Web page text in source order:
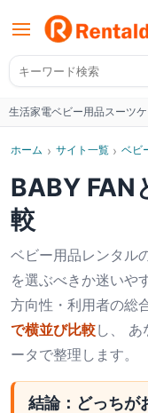
生活家電ベビー用品スーツ
ホーム › サイト一覧 › ベビ
BABY FAN
較
ベビー用品レンタル
を選ぶべきか迷いや
方向性・利用者の総
で横並び比較し、
ータで整理します。
結論：どっちが